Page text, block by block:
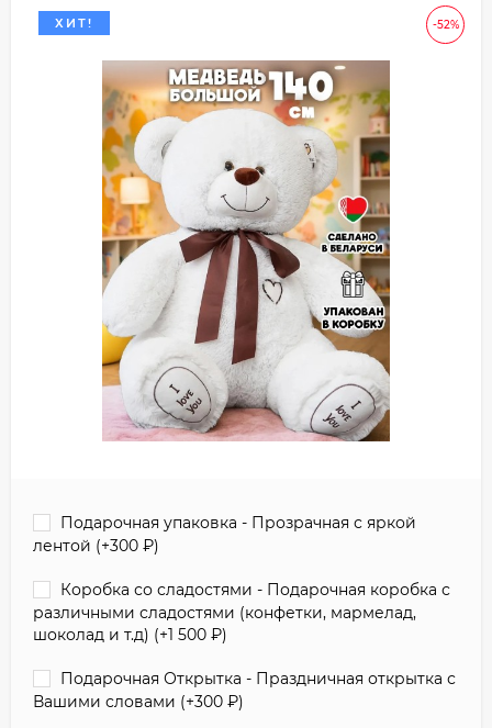
-52%
ХИТ!
Подарочная упаковка - Прозрачная с яркой
лентой (+300 ₽)
Коробка со сладостями - Подарочная коробка с
различными сладостями (конфетки, мармелад,
шоколад и т.д) (+1 500 ₽)
Подарочная Открытка - Праздничная открытка с
Вашими словами (+300 ₽)